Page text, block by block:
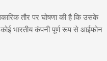
तौर पर घोषणा की है कि उसके
भारतीय कंपनी पूर्ण रूप से आईफोन